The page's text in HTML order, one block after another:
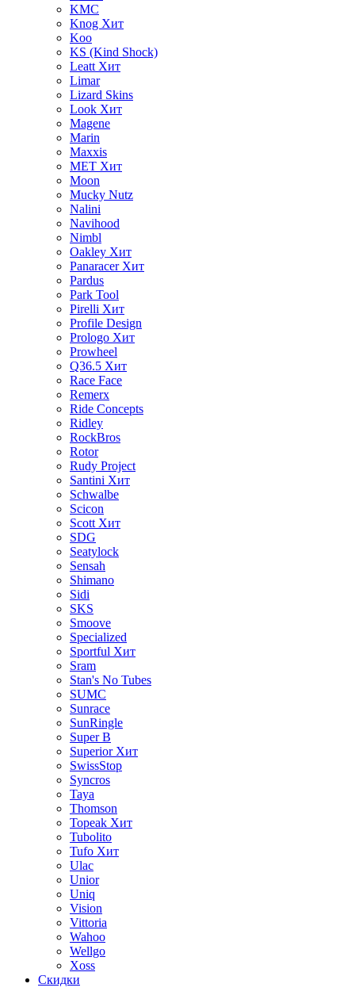
KMC
Knog Хит
Koo
KS (Kind Shock)
Leatt Хит
Limar
Lizard Skins
Look Хит
Magene
Marin
Maxxis
MET Хит
Moon
Mucky Nutz
Nalini
Navihood
Nimbl
Oakley Хит
Panaracer Хит
Pardus
Park Tool
Pirelli Хит
Profile Design
Prologo Хит
Prowheel
Q36.5 Хит
Race Face
Remerx
Ride Concepts
Ridley
RockBros
Rotor
Rudy Project
Santini Хит
Schwalbe
Scicon
Scott Хит
SDG
Seatylock
Sensah
Shimano
Sidi
SKS
Smoove
Specialized
Sportful Хит
Sram
Stan's No Tubes
SUMC
Sunrace
SunRingle
Super B
Superior Хит
SwissStop
Syncros
Taya
Thomson
Topeak Хит
Tubolito
Tufo Хит
Ulac
Unior
Uniq
Vision
Vittoria
Wahoo
Wellgo
Xoss
Скидки